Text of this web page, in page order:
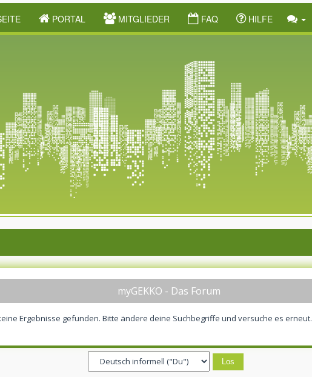
PORTAL MITGLIEDER FAQ HILFE
myGEKKO - Das Forum
Ergebnisse gefunden. Bitte ändere deine Suchbegriffe und versuche es erneut.